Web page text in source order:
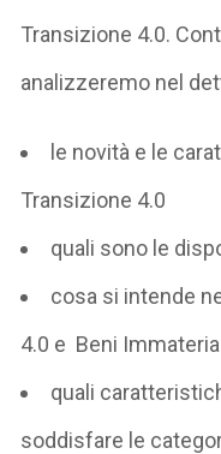
Transizione 4.0.
analizzeremo nel
le novità e le
Transizione 4.0
quali sono le
cosa si intende
4.0 e Beni
quali
soddisfare le